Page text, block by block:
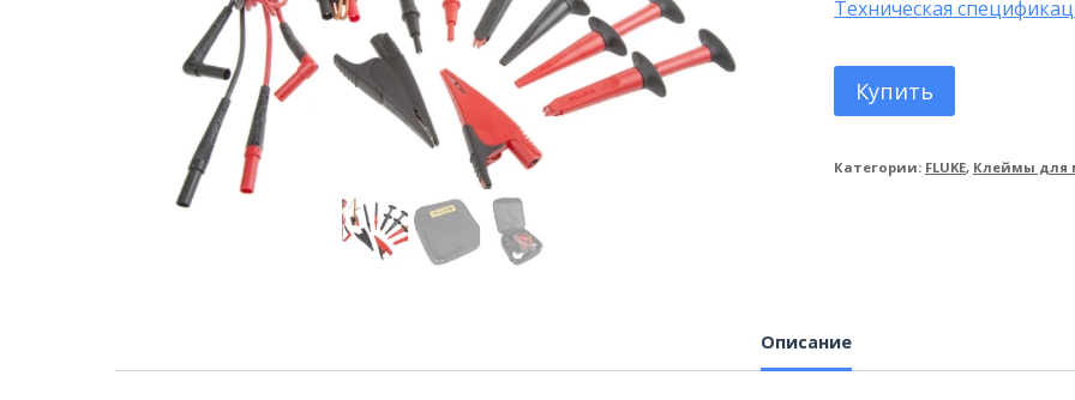
Техническая
Купить
Категории: FLUKE, Клеймы для
Описание